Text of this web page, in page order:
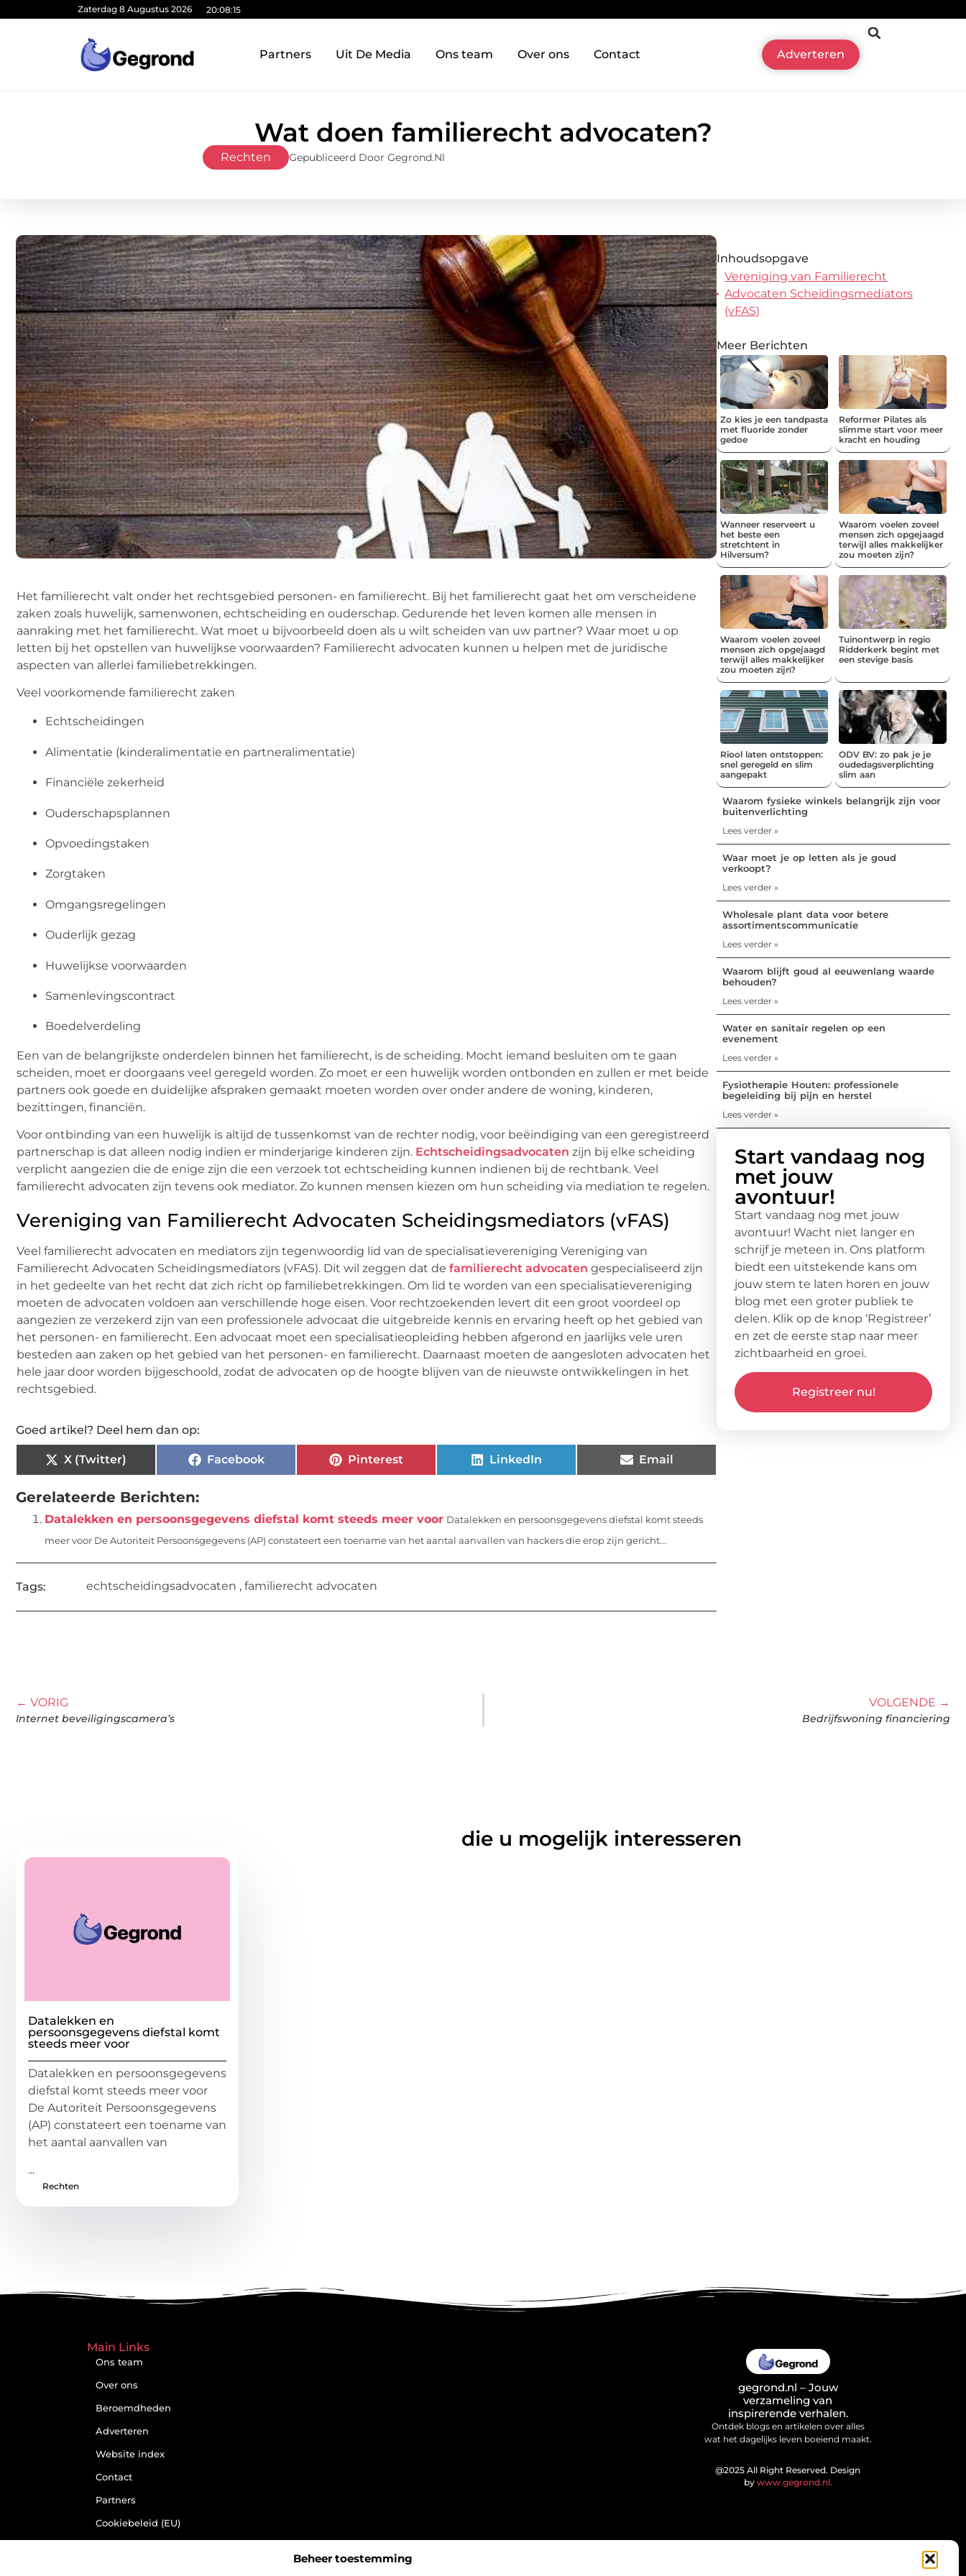
Beheer toestemming
Zaterdag 8 Augustus 2026 20:08:16
Partners Uit De Media Ons team Over ons Contact Adverteren
Wat doen familierecht advocaten?
Rechten Gepubliceerd Door Gegrond.nl
Het familierecht valt onder het rechtsgebied personen- en familierecht. Bij het familierecht gaat het om verscheidene
zaken zoals huwelijk, samenwonen, echtscheiding en ouderschap. Gedurende het leven komen alle mensen in
aanraking met het familierecht. Wat moet u bijvoorbeeld doen als u wilt scheiden van uw partner? Waar moet u op
letten bij het opstellen van huwelijkse voorwaarden? Familierecht advocaten kunnen u helpen met de juridische
aspecten van allerlei familiebetrekkingen.
Veel voorkomende familierecht zaken
Echtscheidingen
Alimentatie (kinderalimentatie en partneralimentatie)
Financiële zekerheid
Ouderschapsplannen
Opvoedingstaken
Zorgtaken
Omgangsregelingen
Ouderlijk gezag
Huwelijkse voorwaarden
Samenlevingscontract
Boedelverdeling
Een van de belangrijkste onderdelen binnen het familierecht, is de scheiding. Mocht iemand besluiten om te gaan
scheiden, moet er doorgaans veel geregeld worden. Zo moet er een huwelijk worden ontbonden en zullen er met beide
partners ook goede en duidelijke afspraken gemaakt moeten worden over onder andere de woning, kinderen,
bezittingen, financiën.
Voor ontbinding van een huwelijk is altijd de tussenkomst van de rechter nodig, voor beëindiging van een geregistreerd
partnerschap is dat alleen nodig indien er minderjarige kinderen zijn. Echtscheidingsadvocaten zijn bij elke scheiding
verplicht aangezien die de enige zijn die een verzoek tot echtscheiding kunnen indienen bij de rechtbank. Veel
familierecht advocaten zijn tevens ook mediator. Zo kunnen mensen kiezen om hun scheiding via mediation te regelen.
Vereniging van Familierecht Advocaten Scheidingsmediators (vFAS)
Veel familierecht advocaten en mediators zijn tegenwoordig lid van de specialisatievereniging Vereniging van
Familierecht Advocaten Scheidingsmediators (vFAS). Dit wil zeggen dat de familierecht advocaten gespecialiseerd zijn
in het gedeelte van het recht dat zich richt op familiebetrekkingen. Om lid te worden van een specialisatievereniging
moeten de advocaten voldoen aan verschillende hoge eisen. Voor rechtzoekenden levert dit een groot voordeel op
aangezien ze verzekerd zijn van een professionele advocaat die uitgebreide kennis en ervaring heeft op het gebied van
het personen- en familierecht. Een advocaat moet een specialisatieopleiding hebben afgerond en jaarlijks vele uren
besteden aan zaken op het gebied van het personen- en familierecht. Daarnaast moeten de aangesloten advocaten het
hele jaar door worden bijgeschoold, zodat de advocaten op de hoogte blijven van de nieuwste ontwikkelingen in het
rechtsgebied.
Goed artikel? Deel hem dan op:
X (Twitter) Facebook Pinterest LinkedIn Email
Gerelateerde Berichten:
Datalekken en persoonsgegevens diefstal komt steeds meer voor Datalekken en persoonsgegevens diefstal komt steeds
meer voor De Autoriteit Persoonsgegevens (AP) constateert een toename van het aantal aanvallen van hackers die erop zijn gericht...
Tags: echtscheidingsadvocaten , familierecht advocaten
Inhoudsopgave
Vereniging van Familierecht
Advocaten Scheidingsmediators
(vFAS)
Meer Berichten
Zo kies je een tandpasta
met fluoride zonder
gedoe
Reformer Pilates als
slimme start voor meer
kracht en houding
Wanneer reserveert u
het beste een
stretchtent in
Hilversum?
Waarom voelen zoveel
mensen zich opgejaagd
terwijl alles makkelijker
zou moeten zijn?
Waarom voelen zoveel
mensen zich opgejaagd
terwijl alles makkelijker
zou moeten zijn?
Tuinontwerp in regio
Ridderkerk begint met
een stevige basis
Riool laten ontstoppen:
snel geregeld en slim
aangepakt
ODV BV: zo pak je je
oudedagsverplichting
slim aan
Waarom fysieke winkels belangrijk zijn voor
buitenverlichting
Lees verder »
Waar moet je op letten als je goud
verkoopt?
Lees verder »
Wholesale plant data voor betere
assortimentscommunicatie
Lees verder »
Waarom blijft goud al eeuwenlang waarde
behouden?
Lees verder »
Water en sanitair regelen op een
evenement
Lees verder »
Fysiotherapie Houten: professionele
begeleiding bij pijn en herstel
Lees verder »
Start vandaag nog
met jouw
avontuur!
Start vandaag nog met jouw
avontuur! Wacht niet langer en
schrijf je meteen in. Ons platform
biedt een uitstekende kans om
jouw stem te laten horen en jouw
blog met een groter publiek te
delen. Klik op de knop ‘Registreer’
en zet de eerste stap naar meer
zichtbaarheid en groei.
Registreer nu!
← VORIG
Internet beveiligingscamera’s
VOLGENDE →
Bedrijfswoning financiering
die u mogelijk interesseren
Datalekken en
persoonsgegevens diefstal komt
steeds meer voor
Datalekken en persoonsgegevens
diefstal komt steeds meer voor
De Autoriteit Persoonsgegevens
(AP) constateert een toename van
het aantal aanvallen van
...
Rechten
Main Links
Ons team
Over ons
Beroemdheden
Adverteren
Website index
Contact
Partners
Cookiebeleid (EU)
gegrond.nl – Jouw
verzameling van
inspirerende verhalen.
Ontdek blogs en artikelen over alles
wat het dagelijks leven boeiend maakt.
@2025 All Right Reserved. Design
by www.gegrond.nl.